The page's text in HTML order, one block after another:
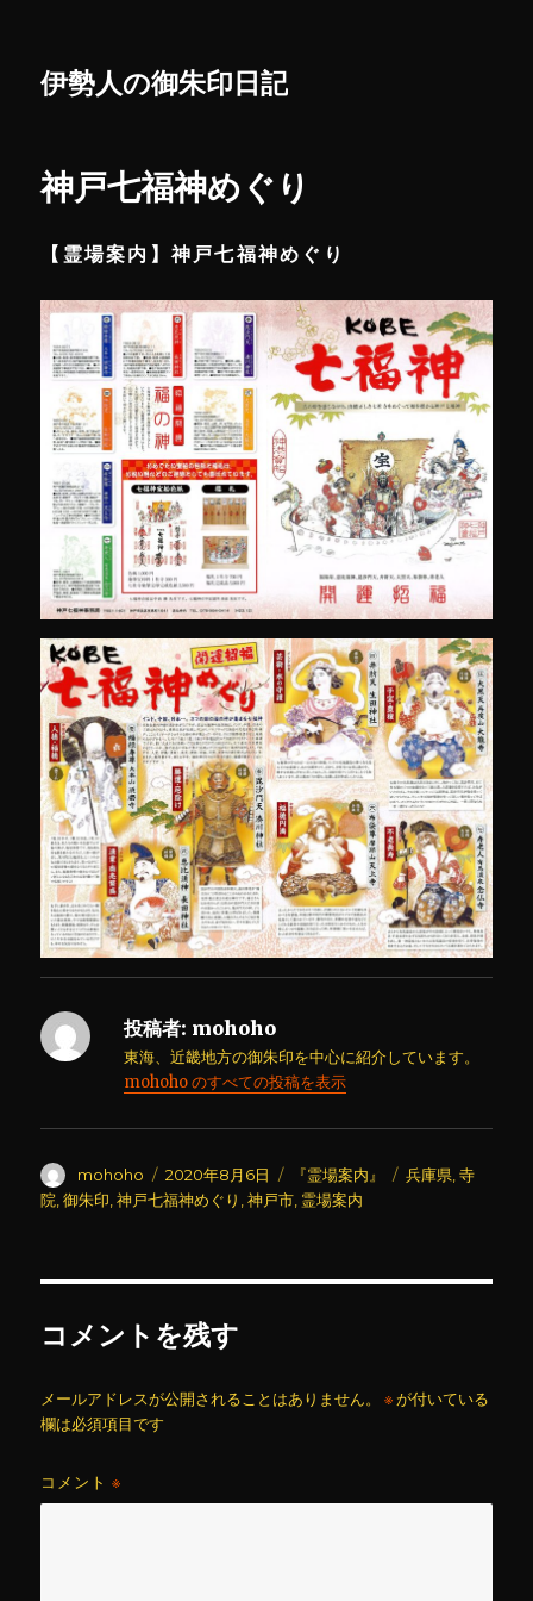
伊勢人の御朱印日記
神戸七福神めぐり
【霊場案内】神戸七福神めぐり
投稿者: mohoho
東海、近畿地方の御朱印を中心に紹介しています。
mohoho のすべての投稿を表示
投
稿
mohoho
投
稿
2020年8月6日
カ
テ
『霊場案内』
タ
兵庫県 ,寺
院 ,御朱印 ,神戸七福神めぐり ,神戸市 霊場案内
コメントを残す
メールアドレスが公開されることはありません。 ※が付いている
欄は必須項目です
コメント※